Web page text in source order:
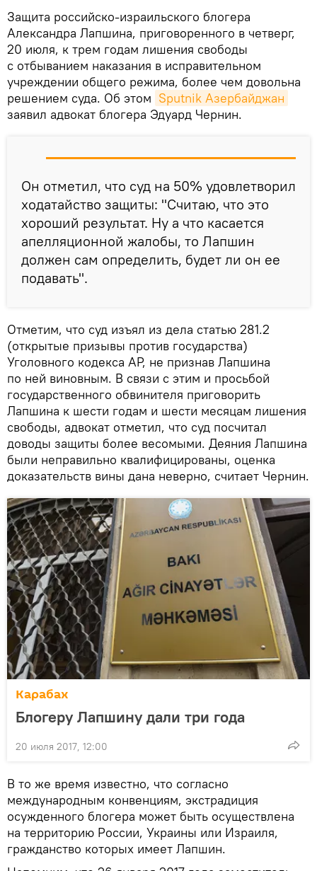
Защита российско-израильского блогера
Александра Лапшина, приговоренного в четверг,
20 июля, к трем годам лишения свободы
с отбыванием наказания в исправительном
учреждении общего режима, более чем довольна
решением суда. Об этом Sputnik Азербайджан
заявил адвокат блогера Эдуард Чернин.
Он отметил, что суд на 50% удовлетворил
ходатайство защиты: "Считаю, что это
хороший результат. Ну а что касается
апелляционной жалобы, то Лапшин
должен сам определить, будет ли он ее
подавать".
Отметим, что суд изъял из дела статью 281.2
(открытые призывы против государства)
Уголовного кодекса АР, не признав Лапшина
по ней виновным. В связи с этим и просьбой
государственного обвинителя приговорить
Лапшина к шести годам и шести месяцам лишения
свободы, адвокат отметил, что суд посчитал
доводы защиты более весомыми. Деяния Лапшина
были неправильно квалифицированы, оценка
доказательств вины дана неверно, считает Чернин.
Карабах
Блогеру Лапшину дали три года
20 июля 2017, 12:00
В то же время известно, что согласно
международным конвенциям, экстрадиция
осужденного блогера может быть осуществлена
на территорию России, Украины или Израиля,
гражданство которых имеет Лапшин.